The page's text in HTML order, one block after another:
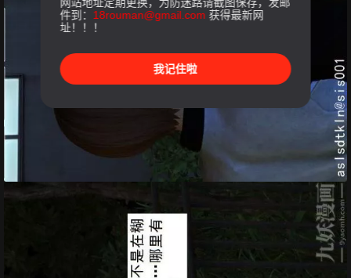
件到： 18rouman@gmail.com 获得最新网
址！！！
我记住啦